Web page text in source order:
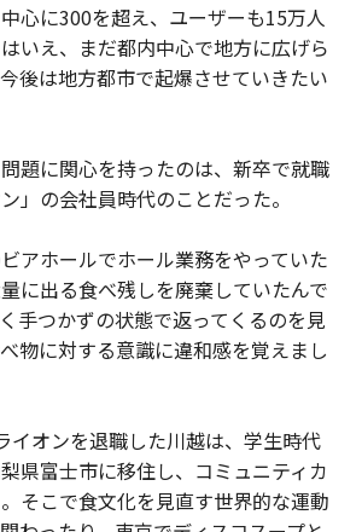
中心に300を超え、ユーザーも15万人
いえ、まだ都内中心で地方に広げら
後は地方都市で起爆させていきたい
題に関心を持ったのは、新卒で就職
」の会社員時代のことだった。
ビアホールでホール業務をやっていた
に出る食べ残しを廃棄していたんで
手つかずの状態で返ってくるのを見
物に対する意識に違和感を覚えまし
イオンを退職した川越は、学生時代
県富士市に移住し、コミュニティカ
そこで食文化を見直す世界的な運動